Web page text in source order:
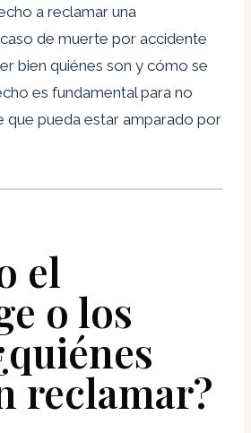
a reclamar una
de muerte por accidente
bien quiénes son y cómo se
es fundamental para no
que pueda estar amparado por
el
o los
reclamar?